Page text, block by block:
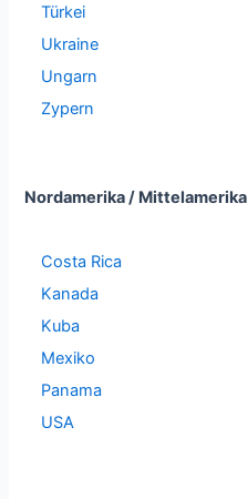
Türkei
Ukraine
Ungarn
Zypern
Nordamerika / Mittelamerika
Costa Rica
Kanada
Kuba
Mexiko
Panama
USA